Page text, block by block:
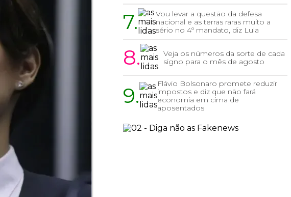
7.
Vou levar a questão da defesa
nacional e as terras raras muito a
sério no 4º mandato, diz Lula
8.
Veja os números da sorte de cada
signo para o mês de agosto
9.
Flávio Bolsonaro promete reduzir
impostos e diz que não fará
economia em cima de
aposentados